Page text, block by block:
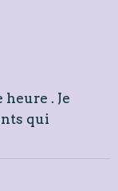
. Je
qui